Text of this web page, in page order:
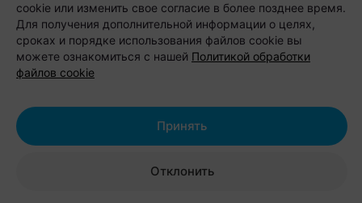
«Мы знаем, как любить Минск во всем
его многообразии — не только за
парадные фасады центра, но и за
спальных и промышленных районов.
Наш город — это не только проспект
предместье. Это еще и Шабаны — со
cookie или изменить свое согласие в более позднее время.
Для получения дополнительной информации о целях,
сроках и порядке использования файлов cookie вы
можете ознакомиться с нашей Политикой обработки
файлов cookie
Отклонить
Принять